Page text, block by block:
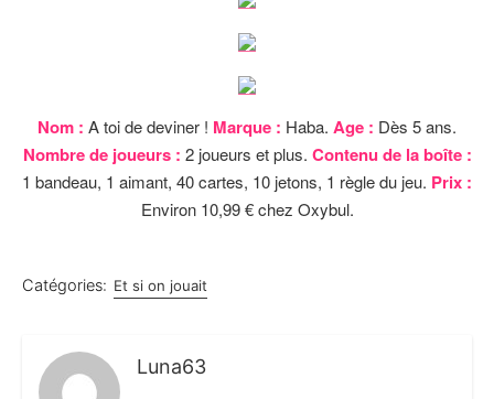
Nom : A toi de deviner ! Marque : Haba. Age : Dès 5 ans.
Nombre de joueurs : 2 joueurs et plus. Contenu de la boîte :
1 bandeau, 1 aimant, 40 cartes, 10 jetons, 1 règle du jeu. Prix :
Environ 10,99 € chez Oxybul.
Catégories: Et si on jouait
Luna63